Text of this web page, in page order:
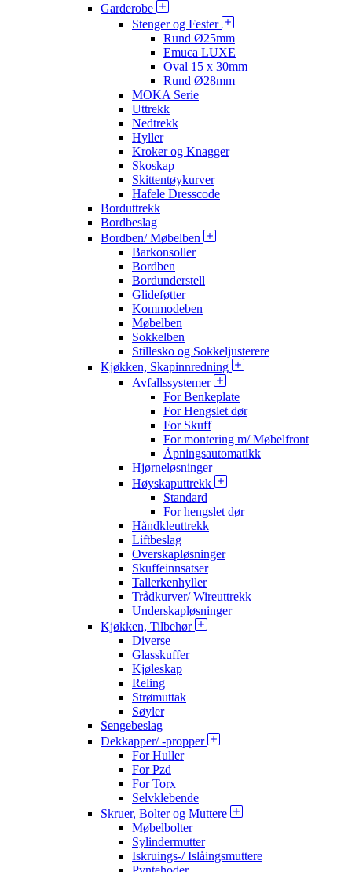
Garderobe
Stenger og Fester
Rund Ø25mm
Emuca LUXE
Oval 15 x 30mm
Rund Ø28mm
MOKA Serie
Uttrekk
Nedtrekk
Hyller
Kroker og Knagger
Skoskap
Skittentøykurver
Hafele Dresscode
Borduttrekk
Bordbeslag
Bordben/ Møbelben
Barkonsoller
Bordben
Bordunderstell
Glideføtter
Kommodeben
Møbelben
Sokkelben
Stillesko og Sokkeljusterere
Kjøkken, Skapinnredning
Avfallssystemer
For Benkeplate
For Hengslet dør
For Skuff
For montering m/ Møbelfront
Åpningsautomatikk
Hjørneløsninger
Høyskaputtrekk
Standard
For hengslet dør
Håndkleuttrekk
Liftbeslag
Overskapløsninger
Skuffeinnsatser
Tallerkenhyller
Trådkurver/ Wireuttrekk
Underskapløsninger
Kjøkken, Tilbehør
Diverse
Glasskuffer
Kjøleskap
Reling
Strømuttak
Søyler
Sengebeslag
Dekkapper/ -propper
For Huller
For Pzd
For Torx
Selvklebende
Skruer, Bolter og Muttere
Møbelbolter
Sylindermutter
Iskruings-/ Islåingsmuttere